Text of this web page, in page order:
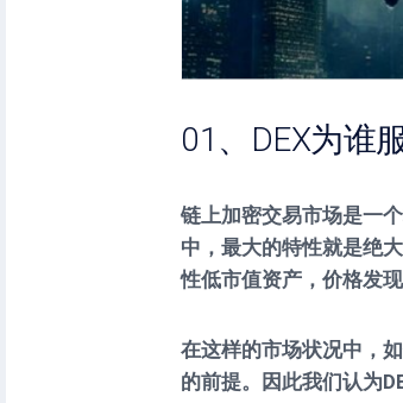
01、DEX为谁
链上加密交易市场是一
中，最大的特性就是绝
性低市值资产，价格发现
在这样的市场状况中，
的前提。因此我们认为